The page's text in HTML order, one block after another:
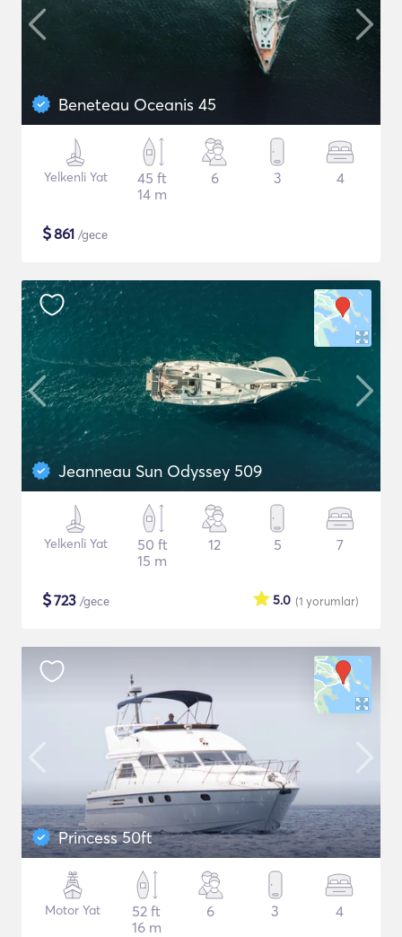
Beneteau Oceanis 45
Yelkenli Yat
45 ft
14 m
6 3 4
$861 /gece
Jeanneau Sun Odyssey 509
Yelkenli Yat
50 ft
15 m
12 5 7
$723 /gece (1 yorumlar)
5.0
Princess 50ft
Motor Yat
52 ft
16 m
6 3 4